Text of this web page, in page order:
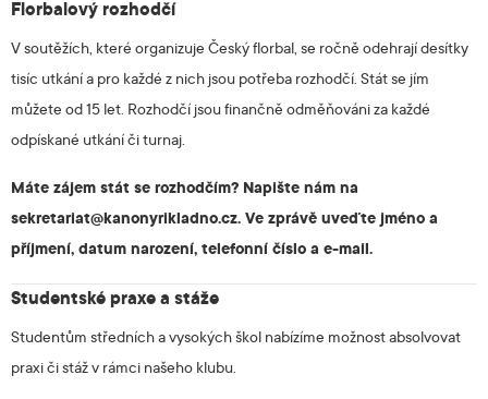
Florbalový rozhodčí
V soutěžích, které organizuje Český florbal, se ročně odehrají desítky
tisíc utkání a pro každé z nich jsou potřeba rozhodčí. Stát se jím
můžete od 15 let. Rozhodčí jsou finančně odměňováni za každé
odpískané utkání či turnaj.
Máte zájem stát se rozhodčím? Napište nám na
sekretariat@kanonyrikladno.cz. Ve zprávě uveďte jméno a
příjmení, datum narození, telefonní číslo a e-mail.
Studentské praxe a stáže
Studentům středních a vysokých škol nabízíme možnost absolvovat
praxi či stáž v rámci našeho klubu.